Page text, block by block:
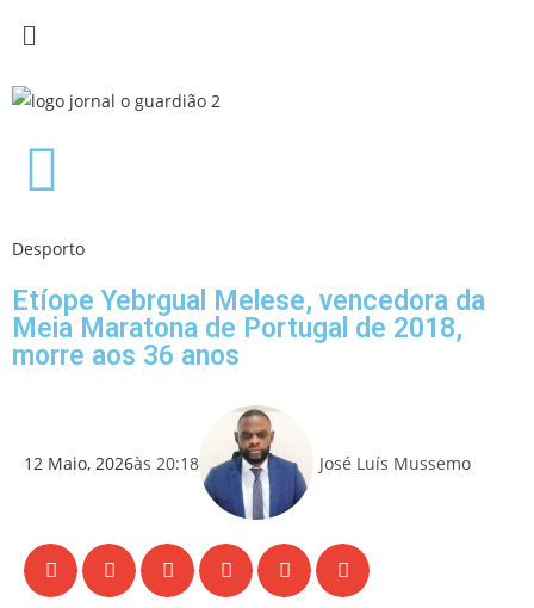
Desporto
Etíope Yebrgual Melese, vencedora da
Meia Maratona de Portugal de 2018,
morre aos 36 anos
12 Maio, 2026às 20:18 José Luís Mussemo